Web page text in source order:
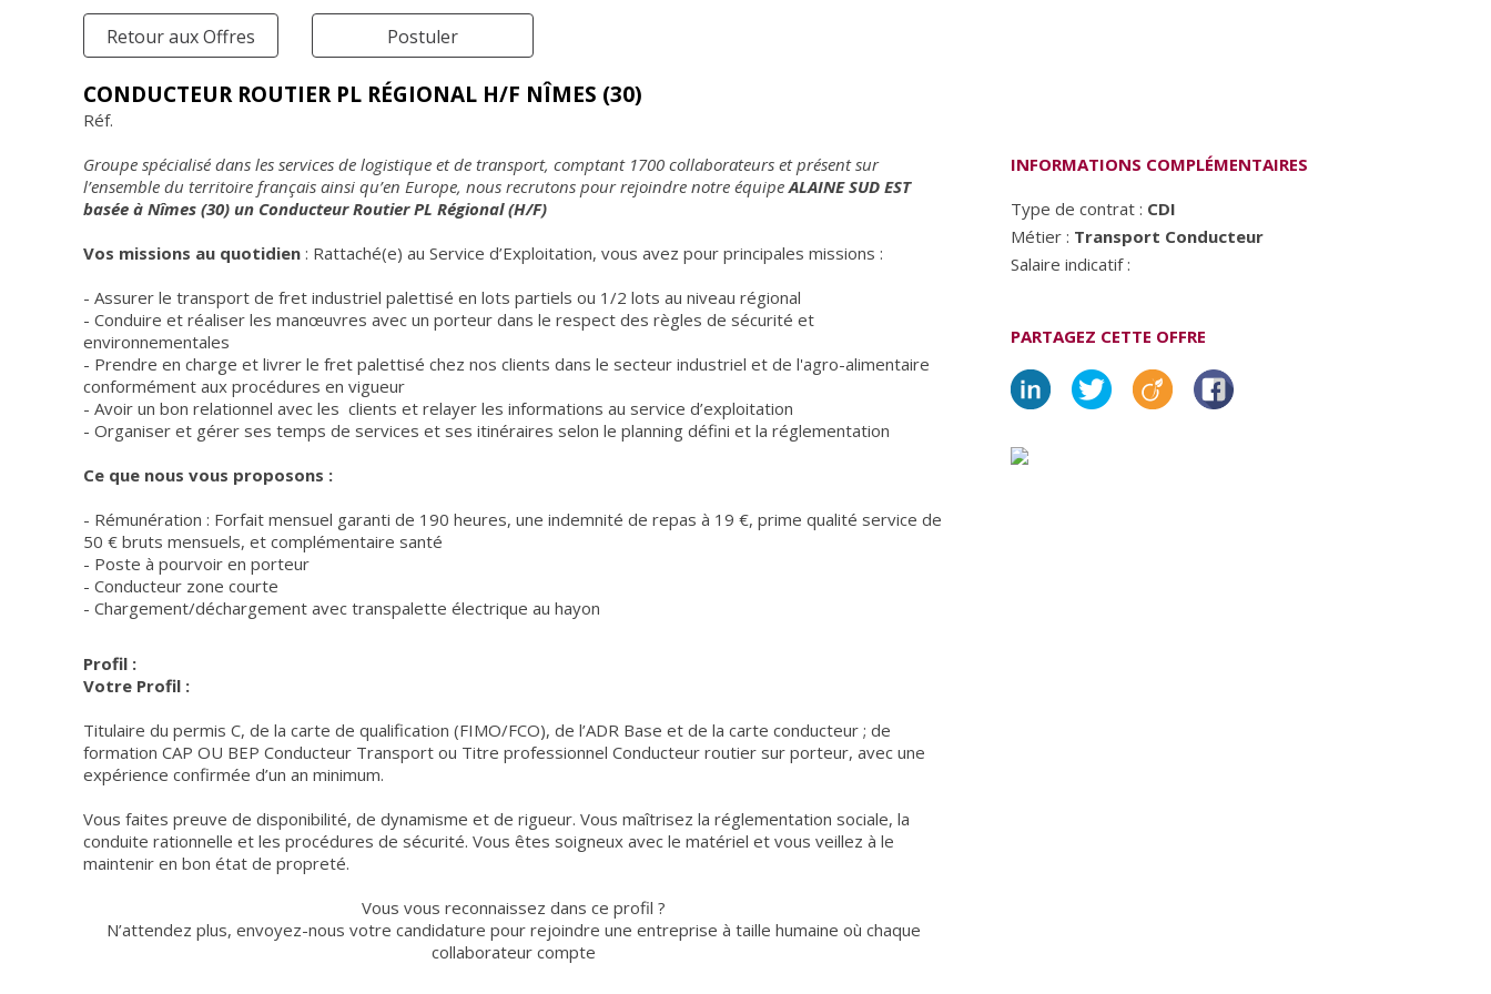
Retour aux Offres Postuler
CONDUCTEUR ROUTIER PL RÉGIONAL H/F NÎMES (30)
Réf.
Groupe spécialisé dans les services de logistique et de transport, comptant 1700 collaborateurs et présent sur
l’ensemble du territoire français ainsi qu’en Europe, nous recrutons pour rejoindre notre équipeALAINE SUD EST
basée à Nîmes (30) un Conducteur Routier PL Régional (H/F)
Vos missions au quotidien : Rattaché(e) au Service d’Exploitation, vous avez pour principales missions :
- Assurer le transport de fret industriel palettisé en lots partiels ou 1/2 lots au niveau régional
- Conduire et réaliser les manœuvres avec un porteur dans le respect des règles de sécurité et
environnementales
- Prendre en charge et livrer le fret palettisé chez nos clients dans le secteur industriel et de l'agro-alimentaire
conformément aux procédures en vigueur
- Avoir un bon relationnel avec les clients et relayer les informations au service d’exploitation
- Organiser et gérer ses temps de services et ses itinéraires selon le planning défini et la réglementation
Ce que nous vous proposons :
- Rémunération : Forfait mensuel garanti de 190 heures, une indemnité de repas à 19 €, prime qualité service de
50 € bruts mensuels, et complémentaire santé
- Poste à pourvoir en porteur
- Conducteur zone courte
- Chargement/déchargement avec transpalette électrique au hayon
Profil :
Votre Profil :
Titulaire du permis C, de la carte de qualification (FIMO/FCO), de l’ADR Base et de la carte conducteur ; de
formation CAP OU BEP Conducteur Transport ou Titre professionnel Conducteur routier sur porteur, avec une
expérience confirmée d’un an minimum.
Vous faites preuve de disponibilité, de dynamisme et de rigueur. Vous maîtrisez la réglementation sociale, la
conduite rationnelle et les procédures de sécurité. Vous êtes soigneux avec le matériel et vous veillez à le
maintenir en bon état de propreté.
Vous vous reconnaissez dans ce profil ?
N’attendez plus, envoyez-nous votre candidature pour rejoindre une entreprise à taille humaine où chaque
collaborateur compte
INFORMATIONS COMPLÉMENTAIRES
Type de contrat : CDI
Métier : Transport Conducteur
Salaire indicatif :
PARTAGEZ CETTE OFFRE